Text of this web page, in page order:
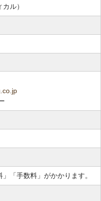
ル）
「手数料」がかかります。